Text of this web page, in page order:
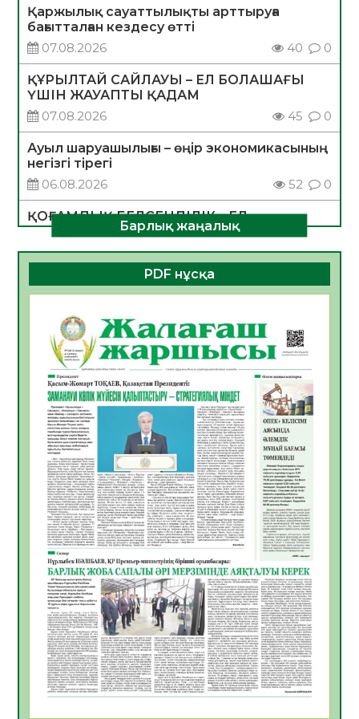
Қаржылық сауаттылықты арттыруға
бағытталған кездесу өтті
07.08.2026
40 0
ҚҰРЫЛТАЙ САЙЛАУЫ – ЕЛ БОЛАШАҒЫ
ҮШІН ЖАУАПТЫ ҚАДАМ
07.08.2026
45 0
Ауыл шаруашылығы – өңір экономикасының
негізгі тірегі
06.08.2026
52 0
ҚОҒАМДЫҚ БЕЛСЕНДІЛІК – ЕЛ
ДАМУЫНЫҢ НЕГІЗІ
06.08.2026
50 0
ҚҰРЫЛТАЙ САЙЛАУЫ – БОЛАШАҚҚА
БАСТАР ЖАУАПТЫ ТАҢДАУ
06.08.2026
Инфекциялық ауруларға қарсы иммундау
жұмыстарының тиімділігі
06.08.2026
54
Көкжөтел ауруы туралы
06.08.2026
52
АПВ вакцинасы туралы мәлімет
06.08.2026
51
Open Air: Қызылорда облысы полиция
департаменті 20 мыңнан астам
көрерменнің қауіпсіздігін қамтамасыз етті
06.08.2026
63
ҚЫЗЫЛОРДАДА «САНАЛЫ ҰРПАҚ –
ЖАРҚЫН БОЛАШАҚ» АТТЫ КЕҢЕЙТІЛГЕН
МӘЖІЛІС ӨТТІ
05.08.2026
64
Қазақстан Орталық Азиядағы көшуге ең
Барлық жаңалық
PDF нұсқа